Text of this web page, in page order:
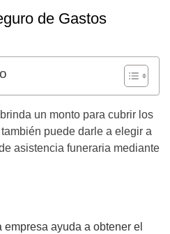
de Gastos
un monto para cubrir los
puede darle a elegir a
asistencia funeraria mediante
empresa ayuda a obtener el